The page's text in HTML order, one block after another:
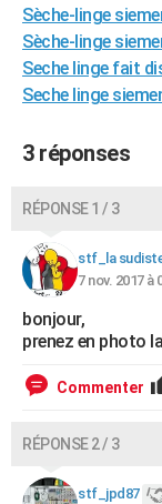
GUIDES D'ACHAT
BONS PLANS
Carte de Noël
Carte Bonne année
Carte Saint-Valentin
Carte Pâques
Carte d'anniversaire
DICTIONNAIRE
Dictionnaire
Biographies
Citations
Expressions
Proverbes
PROGRAMME TV
COPAINS D'AVANT
S'inscrire
Se connecter
Lycées
Collèges
Primaires
Universités
Entreprises
Service militaire
Avis de recherche
FORUM
Bricolage
Lifestyle
Culture
Sport
Auto
Television
Voyage
Cinema
Sèche-linge
Sèche-linge
Seche linge fait
Seche linge
3 réponses
RÉPONSE 1 / 3
stf_la
7 nov. 2017 à
bonjour,
prenez en photo
Commenter
RÉPONSE 2 / 3
stf_jpd87